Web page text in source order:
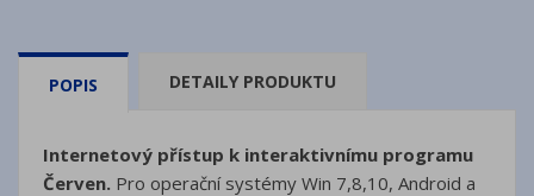
POPIS DETAILY PRODUKTU
Internetový přístup k interaktivnímu programu
Červen. Pro operační systémy Win 7,8,10, Android a